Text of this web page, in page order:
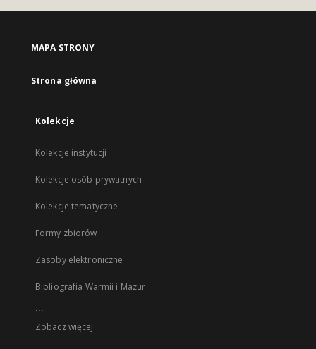
MAPA STRONY
Strona główna
Kolekcje
Kolekcje instytucji
Kolekcje osób prywatnych
Kolekcje tematyczne
Formy zbiorów
Zasoby elektroniczne
Bibliografia Warmii i Mazur
...
Zobacz więcej